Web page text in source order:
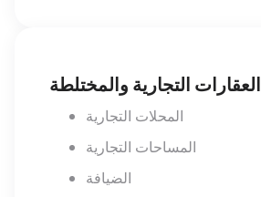
العقارات التجارية والمختلطة
المحلات التجارية
المساحات التجارية
الضيافة